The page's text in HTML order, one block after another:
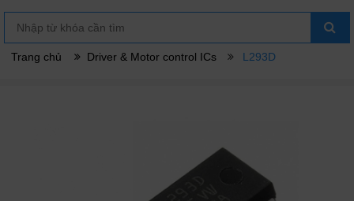
Trang chủ Driver & Motor control ICs L293D